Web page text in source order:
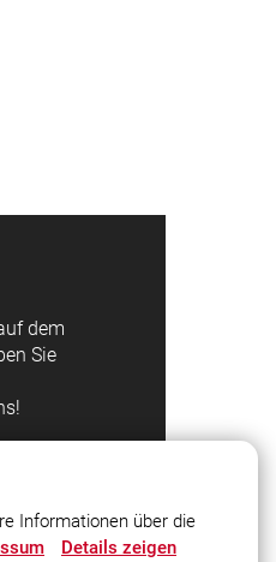
dem
Sie
Informationen über die
Details zeigen